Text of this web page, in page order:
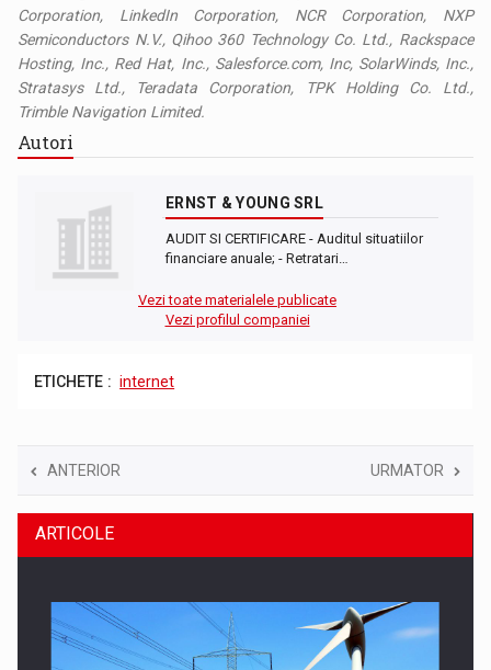
Corporation, LinkedIn Corporation, NCR Corporation, NXP
Semiconductors N.V., Qihoo 360 Technology Co. Ltd., Rackspace
Hosting, Inc., Red Hat, Inc., Salesforce.com, Inc, SolarWinds, Inc.,
Stratasys Ltd., Teradata Corporation, TPK Holding Co. Ltd.,
Trimble Navigation Limited.
Autori
ERNST & YOUNG SRL
AUDIT SI CERTIFICARE - Auditul situatiilor
financiare anuale; - Retratari…
Vezi toate materialele publicate
Vezi profilul companiei
ETICHETE : internet
ANTERIOR URMATOR
ARTICOLE